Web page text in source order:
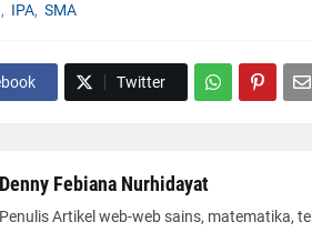
IPA SMA
Twitter
Denny Febiana Nurhidayat
Penulis Artikel web-web sains, matematika,